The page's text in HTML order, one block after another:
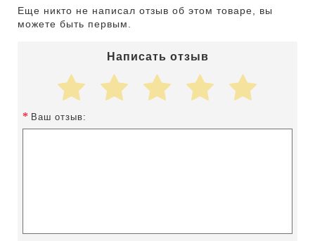
Еще никто не написал отзыв об этом товаре, вы
можете быть первым.
Написать отзыв
Ваш отзыв: